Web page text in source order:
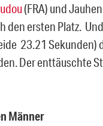
(FRA) und
den ersten Platz. Und
23.21 Sekunden)
Der enttäuschte
Männer